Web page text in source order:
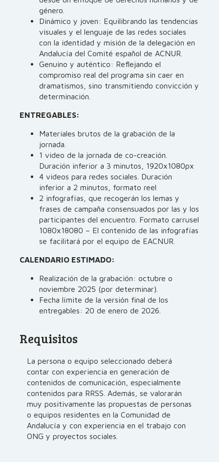
género.
Dinámico y joven: Equilibrando las tendencias
visuales y el lenguaje de las redes sociales
con la identidad y misión de la delegación en
Andalucía del Comité español de ACNUR.
Genuino y auténtico: Reflejando el
compromiso real del programa sin caer en
dramatismos, sino transmitiendo convicción y
determinación.
ENTREGABLES:
Materiales brutos de la grabación de la
jornada.
1 video de la jornada de co-creación.
Duración inferior a 3 minutos, 1920x1080px
4 videos para redes sociales. Duración
inferior a 2 minutos, formato reel
2 infografías, que recogerán los lemas y
frases de campaña consensuados por las y los
participantes del encuentro. Formato carrusel
1080x18080 – El contenido de las infografías
se facilitará por el equipo de EACNUR.
CALENDARIO ESTIMADO:
Realización de la grabación: octubre o
noviembre 2025 (por determinar).
Fecha límite de la versión final de los
entregables: 20 de enero de 2026.
Requisitos
La persona o equipo seleccionado deberá
contar con experiencia en generación de
contenidos de comunicación, especialmente
contenidos para RRSS. Además, se valorarán
muy positivamente las propuestas de personas
o equipos residentes en la Comunidad de
Andalucía y con experiencia en el trabajo con
ONG y proyectos sociales.